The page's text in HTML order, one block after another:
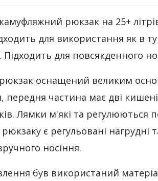
рюкзак на 25+
для використання як в
Підходить для повсякденного
оснащений великим
передня частина має дві
Лямки м'які та регулюються
є регульовані нагрудні
носіння.
був використаний